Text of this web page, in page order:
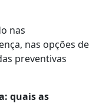
nas
nas opções de
preventivas
quais as